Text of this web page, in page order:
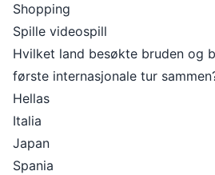
Shopping
Spille videospill
Hvilket land besøkte bruden og
første internasjonale tur
Hellas
Italia
Japan
Spania